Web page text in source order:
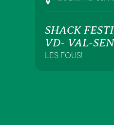
SHACK
VD- VAL-
LES FOUS!